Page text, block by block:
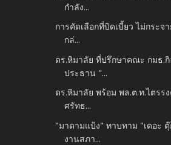
กำลัง...
การคัดเลือกที่บิดเบี้ยว ไม่กระ
กล่...
ดร.หิมาลัย ที่ปรึกษาคณะ กมธ.
ประธาน "...
ดร.หิมาลัย พร้อม พล.ต.ท.ไตร
ศรัทธ...
"มาดามแป้ง" ทาบทาม "เดอะ
งานสภา...